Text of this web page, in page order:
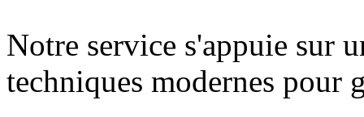
Notre service s'appuie sur
techniques modernes pour